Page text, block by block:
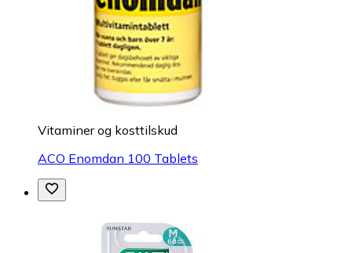
Vitaminer og kosttilskud
ACO Enomdan 100 Tablets